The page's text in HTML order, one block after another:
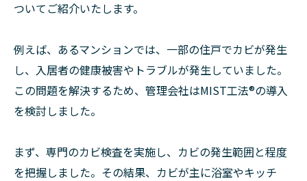
ついてご紹介いたします。
例えば、あるマンションでは、一部の住戸でカビが発生
し、入居者の健康被害やトラブルが発生していました。
この問題を解決するため、管理会社はMIST工法®︎の導入
を検討しました。
まず、専門のカビ検査を実施し、カビの発生範囲と程度
を把握しました。その結果、カビが主に浴室やキッチ